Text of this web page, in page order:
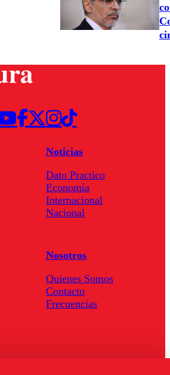
Noticias
Dato Practico
Economía
Internacional
Nacional
Nosotros
Quienes Somos
Contacto
Frecuencias